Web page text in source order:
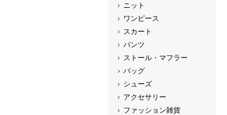
ニット
ワンピース
スカート
パンツ
ストール・マフラー
バッグ
シューズ
アクセサリー
ファッション雑貨